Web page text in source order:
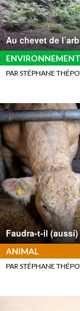
Au chevet de
ENVIRONNEMENT
PAR STÉPHANE
Faudra-t-il
ANIMAL
PAR STÉPHANE